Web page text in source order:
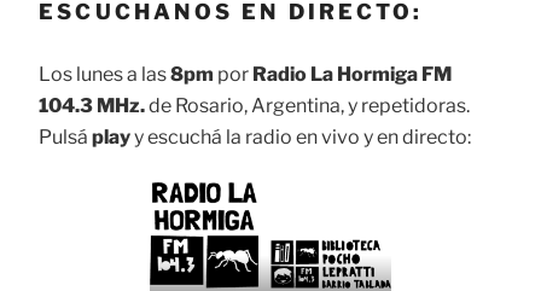
ESCUCHANOS EN DIRECTO:
Los lunes a las8pm por Radio La Hormiga FM
104.3 MHz.de Rosario, Argentina, y repetidoras.
Pulsá playy escuchá la radio en vivo y en directo: